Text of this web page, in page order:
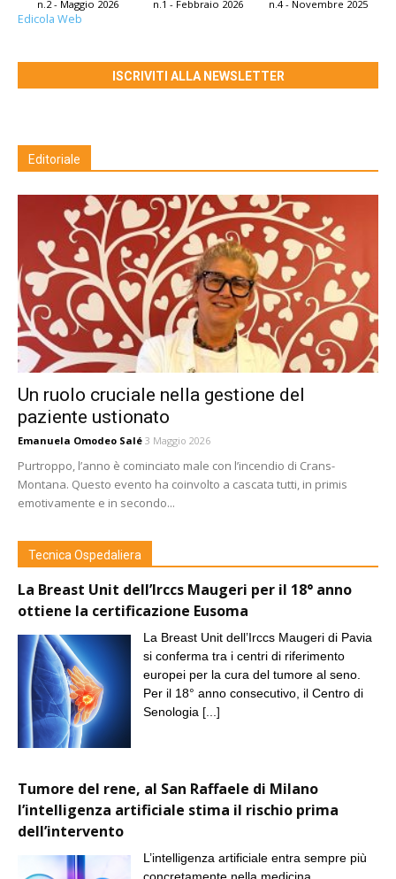
n.2 - Maggio 2026 n.1 - Febbraio 2026 n.4 - Novembre 2025
Edicola Web
ISCRIVITI ALLA NEWSLETTER
Editoriale
Un ruolo cruciale nella gestione del
paziente ustionato
Emanuela Omodeo Salé 3 Maggio 2026
Purtroppo, l’anno è cominciato male con l’incendio di Crans-
Montana. Questo evento ha coinvolto a cascata tutti, in primis
emotivamente e in secondo...
Tecnica Ospedaliera
La Breast Unit dell’Irccs Maugeri per il 18° anno
ottiene la certificazione Eusoma
La Breast Unit dell’Irccs Maugeri di Pavia
si conferma tra i centri di riferimento
europei per la cura del tumore al seno.
Per il 18° anno consecutivo, il Centro di
Senologia [...]
Tumore del rene, al San Raffaele di Milano
l’intelligenza artificiale stima il rischio prima
dell’intervento
L’intelligenza artificiale entra sempre più